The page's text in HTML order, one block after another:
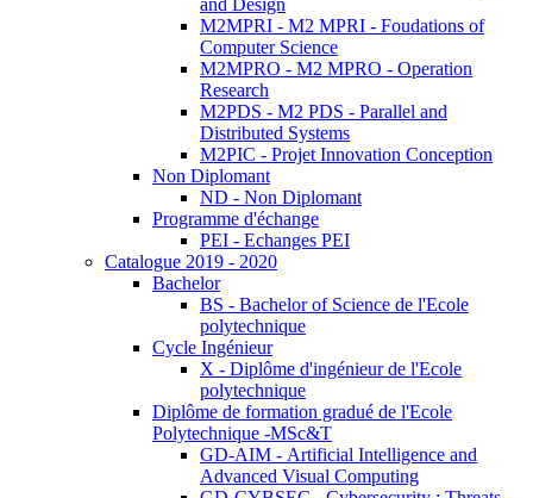
and Design
M2MPRI - M2 MPRI - Foudations of
Computer Science
M2MPRO - M2 MPRO - Operation
Research
M2PDS - M2 PDS - Parallel and
Distributed Systems
M2PIC - Projet Innovation Conception
Non Diplomant
ND - Non Diplomant
Programme d'échange
PEI - Echanges PEI
Catalogue 2019 - 2020
Bachelor
BS - Bachelor of Science de l'Ecole
polytechnique
Cycle Ingénieur
X - Diplôme d'ingénieur de l'Ecole
polytechnique
Diplôme de formation gradué de l'Ecole
Polytechnique -MSc&T
GD-AIM - Artificial Intelligence and
Advanced Visual Computing